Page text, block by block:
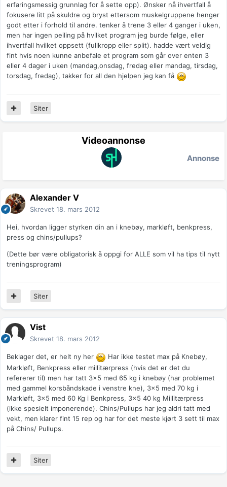
erfaringsmessig grunnlag for å sette opp). Ønsker nå ihvertfall å
fokusere litt på skuldre og bryst ettersom muskelgruppene henger
godt etter i forhold til andre. tenker å trene 3 eller 4 ganger i uken,
men har ingen peiling på hvilket program jeg burde følge, eller
ihvertfall hvilket oppsett (fullkropp eller split). hadde vært veldig
fint hvis noen kunne anbefale et program som går over enten 3
eller 4 dager i uken (mandag,onsdag, fredag eller mandag, tirsdag,
torsdag, fredag), takker for all den hjelpen jeg kan få
Siter
Videoannonse
Annonse
Alexander V
Skrevet 18. mars 2012
Hei, hvordan ligger styrken din an i knebøy, markløft, benkpress,
press og chins/pullups?
(Dette bør være obligatorisk å oppgi for ALLE som vil ha tips til nytt
treningsprogram)
Siter
Vist
Skrevet 18. mars 2012
Beklager det, er helt ny her
Har ikke testet max på Knebøy,
Markløft, Benkpress eller millitærpress (hvis det er det du
refererer til) men har tatt 3x5 med 65 kg i knebøy (har problemet
med gammel korsbåndskade i venstre kne), 3x5 med 70 kg i
Markløft, 3x5 med 60 Kg i Benkpress, 3x5 40 kg Millitærpress
(ikke spesielt imponerende). Chins/Pullups har jeg aldri tatt med
vekt, men klarer fint 15 rep og har for det meste kjørt 3 sett til max
på Chins/ Pullups.
Siter